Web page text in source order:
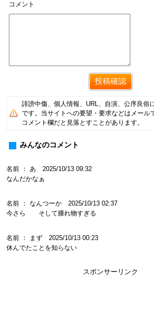
コメント
誹謗中傷、個人情報、URL、自演、公序良俗
です。当サイトへの要望・要求などはメール
コメント欄だと見落とすことがあります。
みんなのコメント
名前 ： あ 2025/10/13 09:32
なんだかなぁ
名前 ： なんつーか 2025/10/13 02:37
今さら そして腫れ物すぎる
名前 ： まず 2025/10/13 00:23
休んでたことを知らない
スポンサーリンク